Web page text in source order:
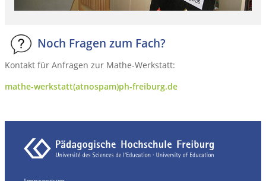
Noch Fragen zum Fach?
Kontakt für Anfragen zur Mathe-Werkstatt:
mathe-werkstatt(atnospam)ph-freiburg.de